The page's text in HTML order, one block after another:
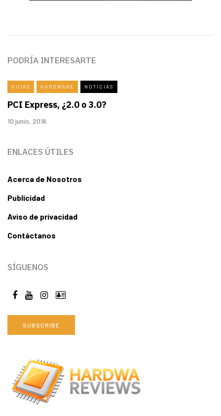
PODRÍA INTERESARTE
GUÍAS HARDWARE NOTICIAS
PCI Express, ¿2.0 o 3.0?
10 junio, 2016
ENLACES ÚTILES
Acerca de Nosotros
Publicidad
Aviso de privacidad
Contáctanos
SÍGUENOS
SUBSCRIBE